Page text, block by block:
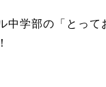
中学部の「とって